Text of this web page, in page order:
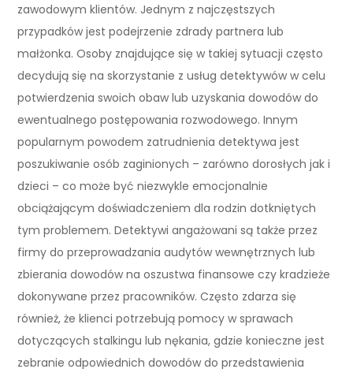
zawodowym klientów. Jednym z najczęstszych
przypadków jest podejrzenie zdrady partnera lub
małżonka. Osoby znajdujące się w takiej sytuacji często
decydują się na skorzystanie z usług detektywów w celu
potwierdzenia swoich obaw lub uzyskania dowodów do
ewentualnego postępowania rozwodowego. Innym
popularnym powodem zatrudnienia detektywa jest
poszukiwanie osób zaginionych – zarówno dorosłych jak i
dzieci – co może być niezwykle emocjonalnie
obciążającym doświadczeniem dla rodzin dotkniętych
tym problemem. Detektywi angażowani są także przez
firmy do przeprowadzania audytów wewnętrznych lub
zbierania dowodów na oszustwa finansowe czy kradzieże
dokonywane przez pracowników. Często zdarza się
również, że klienci potrzebują pomocy w sprawach
dotyczących stalkingu lub nękania, gdzie konieczne jest
zebranie odpowiednich dowodów do przedstawienia